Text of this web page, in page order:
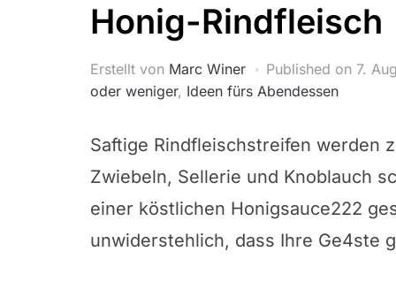
Honig-Rindfleisch
Erstellt von Marc Winer Published on 7.
oder weniger, Ideen fürs Abendessen
Saftige Rindfleischstreifen werden
Zwiebeln, Sellerie und Knoblauch
einer köstlichen Honigsauce222
unwiderstehlich, dass Ihre Ge4ste